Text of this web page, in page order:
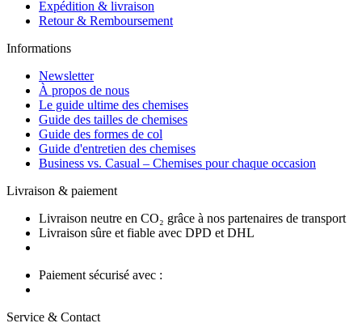
Expédition & livraison
Retour & Remboursement
Informations
Newsletter
À propos de nous
Le guide ultime des chemises
Guide des tailles de chemises
Guide des formes de col
Guide d'entretien des chemises
Business vs. Casual – Chemises pour chaque occasion
Livraison & paiement
Livraison neutre en CO₂ grâce à nos partenaires de transport
Livraison sûre et fiable avec DPD et DHL
Paiement sécurisé avec :
Service & Contact